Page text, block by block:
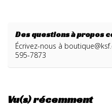
Des questions à propos
Écrivez-nous à
595-7873
Vu(s) récemment